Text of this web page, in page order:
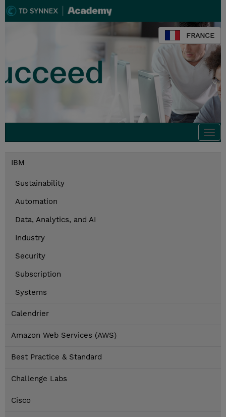
FRANCE
IBM
Sustainability
Automation
Data, Analytics, and AI
Industry
Security
Subscription
Systems
Calendrier
Amazon Web Services (AWS)
Best Practice & Standard
Challenge Labs
Cisco